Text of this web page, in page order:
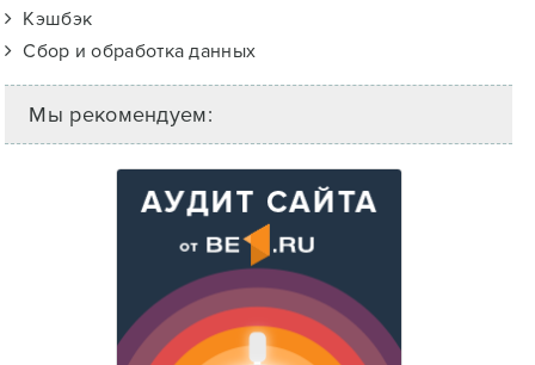
Кэшбэк
Сбор и обработка данных
Мы рекомендуем: